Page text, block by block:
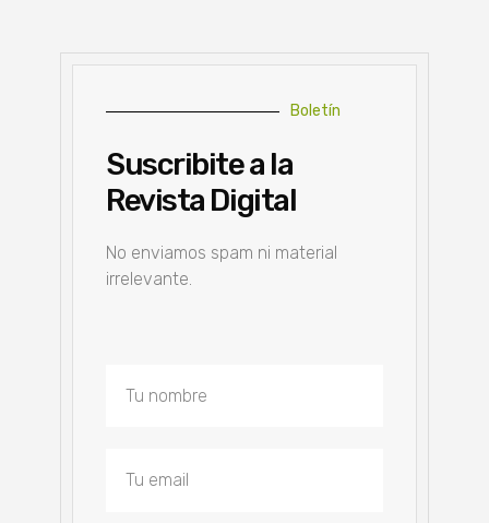
Boletín
Suscribite a la
Revista Digital
No enviamos spam ni material
irrelevante.